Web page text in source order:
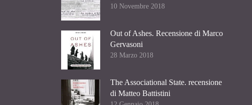
10 Novembre 2018
Out of Ashes. Recensione di Marco
Gervasoni
28 Marzo 2018
The Associational State. recensione
di Matteo Battistini